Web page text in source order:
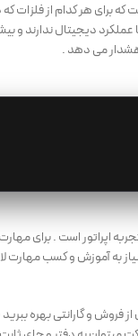
برای هر کدام از فلزات
دیجیتال ندارند و
هشدار می دهد .
اپراتور است . برای
به آموزش و کسب مهارت
و گارانتی بهره